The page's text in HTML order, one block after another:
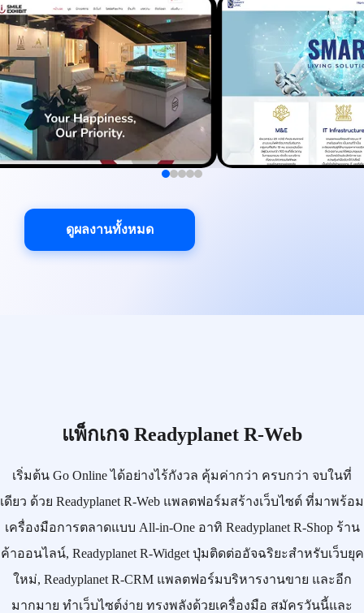
ดูผลงานทั้งหมด
แพ็กเกจ Readyplanet R-Web
เริ่มต้น Go Onlineได้อย่างไร้กังวล คุ้มค่ากว่า ครบกว่า จบในที่
เดียว ด้วย Readyplanet R-Web แพลตฟอร์มสร้างเว็บไซต์ ที่มาพร้อม
เครื่องมือการตลาดแบบ All-in-Oneอาทิ Readyplanet R-Shopร้าน
ค้าออนไลน์, Readyplanet R-Widgetปุ่มติดต่ออัจฉริยะสำหรับเว็บยุค
ใหม่, Readyplanet R-CRMแพลตฟอร์มบริหารงานขาย และอีก
มากมาย ทำเว็บไซต์ง่าย ทรงพลังด้วยเครื่องมือ สมัครวันนี้และ